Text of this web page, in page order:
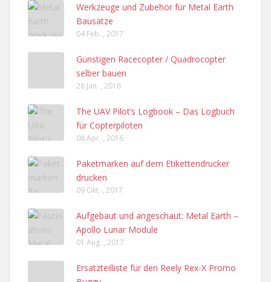
Werkzeuge und Zubehör für Metal Earth
Bausätze
04 Feb. , 2017
Günstigen Racecopter / Quadrocopter
selber bauen
28 Jan. , 2016
The UAV Pilot’s Logbook – Das Logbuch
für Copterpiloten
08 Apr. , 2016
Paketmarken auf dem Etikettendrucker
drucken
09 Okt. , 2017
Aufgebaut und angeschaut: Metal Earth –
Apollo Lunar Module
01 Aug. , 2017
Ersatzteilliste für den Reely Rex-X Promo